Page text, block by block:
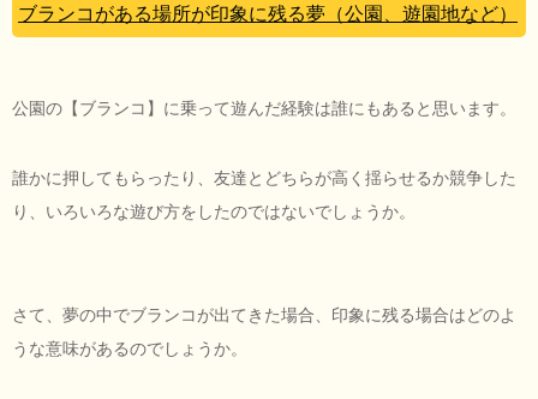
ブランコがある場所が印象に残る夢（公園、遊園地など）
公園の【ブランコ】に乗って遊んだ経験は誰にもあると思います。
誰かに押してもらったり、友達とどちらが高く揺らせるか競争した
り、いろいろな遊び方をしたのではないでしょうか。
さて、夢の中でブランコが出てきた場合、印象に残る場合はどのよ
うな意味があるのでしょうか。